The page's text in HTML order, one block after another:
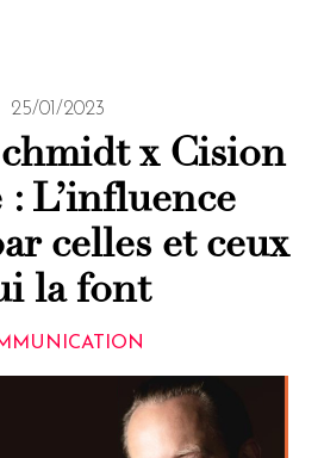
25/01/2023
x Cision
: L’influence
celles et ceux
la font